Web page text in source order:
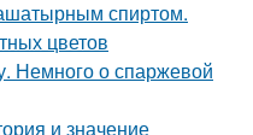
спиртом.
цветов
Немного о спаржевой
и значение